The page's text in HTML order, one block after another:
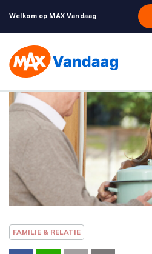
Welkom op MAX Vandaag
FAMILIE & RELATIE